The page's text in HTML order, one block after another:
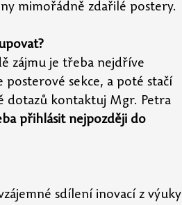
mimořádně zdařilé postery.
zájmu je třeba nejdříve
sekce, a poté stačí
dotazů kontaktuj Mgr. Petra
přihlásit nejpozději do
sdílení inovací z výuky